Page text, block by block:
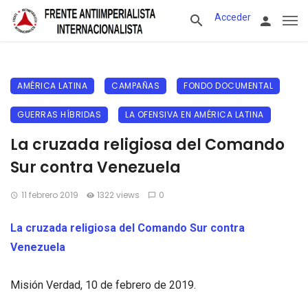
Acceder
AMÉRICA LATINA CAMPAÑAS FONDO DOCUMENTAL
GUERRAS HÍBRIDAS LA OFENSIVA EN AMÉRICA LATINA
La cruzada religiosa del Comando
Sur contra Venezuela
11 febrero 2019 1322 views 0
La cruzada religiosa del Comando Sur contra
Venezuela
Misión Verdad, 10 de febrero de 2019.